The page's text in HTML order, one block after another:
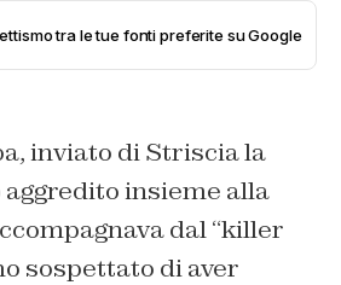
tra le tue fonti preferite su Google
inviato di Striscia la
insieme alla
dal “killer
sospettato di aver